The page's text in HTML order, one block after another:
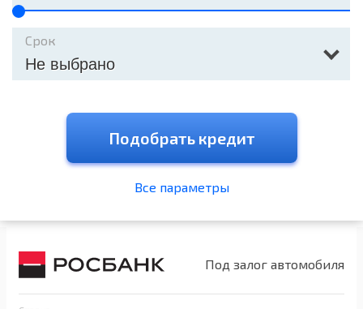
Срок
Не выбрано
Подобрать кредит
Все параметры
Под залог автомобиля